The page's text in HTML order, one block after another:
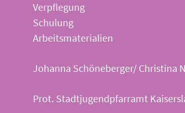
Verpflegung
Schulung
Arbeitsmaterialien
Johanna Schöneberger/ Christina
Prot. Stadtjugendpfarramt